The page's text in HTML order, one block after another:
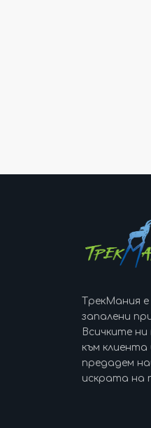
ТрекМания
запалени
Всичките
към
предадем
искрата на